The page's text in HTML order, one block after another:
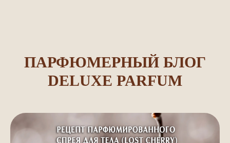
ПАРФЮМЕРНЫЙ БЛОГ
DELUXE PARFUM